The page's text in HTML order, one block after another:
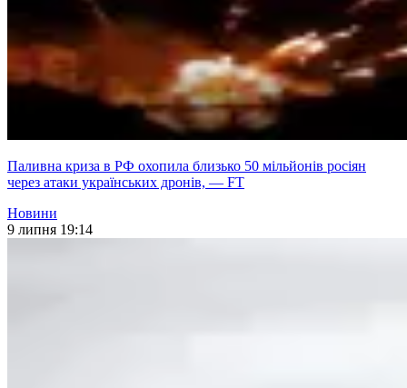
Паливна криза в РФ охопила близько 50 мільйонів росіян
через атаки українських дронів, — FT
Новини
9 липня 19:14